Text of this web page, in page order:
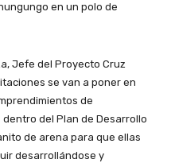
en un polo de
Jefe del Proyecto Cruz
se van a poner en
de
del Plan de Desarrollo
de arena para que ellas
desarrollándose y